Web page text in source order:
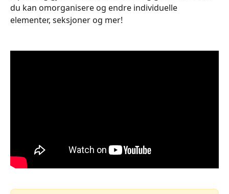
du kan omorganisere og endre individuelle
elementer, seksjoner og mer!